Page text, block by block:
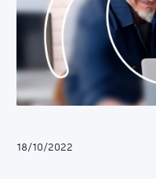
18/10/2022